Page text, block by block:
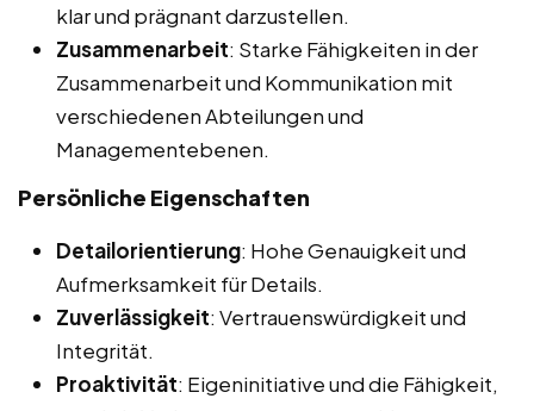
klar und prägnant darzustellen.
Zusammenarbeit: Starke Fähigkeiten in der
Zusammenarbeit und Kommunikation mit
verschiedenen Abteilungen und
Managementebenen.
Persönliche Eigenschaften
Detailorientierung: Hohe Genauigkeit und
Aufmerksamkeit für Details.
Zuverlässigkeit: Vertrauenswürdigkeit und
Integrität.
Proaktivität: Eigeninitiative und die Fähigkeit,